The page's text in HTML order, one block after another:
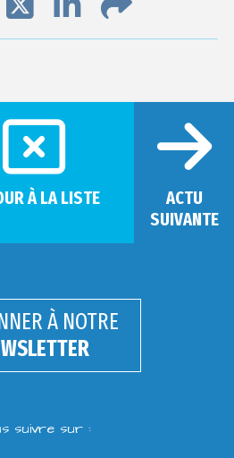
À LA LISTE
ACTU
SUIVANTE
À NOTRE
suivre sur :